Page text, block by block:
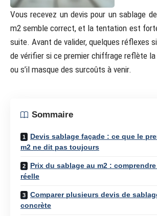
Vous recevez un devis pour un sablage
m2 semble correct, et la tentation est
suite. Avant de valider, quelques réflexes
de vérifier si ce premier chiffrage reflète
ou s’il masque des surcoûts à venir.
Sommaire
Devis sablage façade : ce que le
m2 ne dit pas toujours
Prix du sablage au m2 :
réelle
Comparer plusieurs devis de
concrète